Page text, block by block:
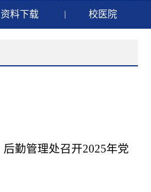
资料下载 | 校医院
勤管理处召开2025年党